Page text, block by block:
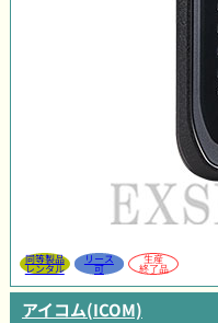
同等製品
レンタル
リース
可
生産
終了品
アイコム(ICOM)